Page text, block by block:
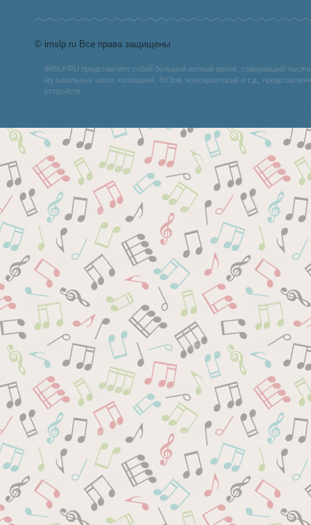
© imslp.ru Все права защищены
IMSLP.RU представляет собой большой нотный архив, содержащий
музыкальных школ, колледжей, ВУЗов, консерваторий и т.д.,
устройств.